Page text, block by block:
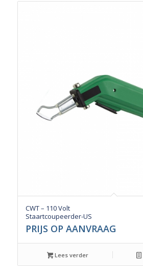
CWT – 110 Volt
Staartcoupeerder-US
PRIJS OP AANVRAAG
Lees verder